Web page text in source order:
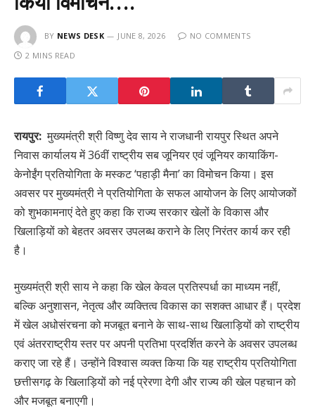
BY NEWS DESK JUNE 8, 2026
NO COMMENTS
2 MINS READ
रायपुर:मुख्यमंत्री श्री विष्णु देव साय ने राजधानी रायपुर स्थित अपने
निवास कार्यालय में 36वीं राष्ट्रीय सब जूनियर एवं जूनियर कायाकिंग-
केनोईंग प्रतियोगिता के मस्कट ‘पहाड़ी मैना’ का विमोचन किया। इस
अवसर पर मुख्यमंत्री ने प्रतियोगिता के सफल आयोजन के लिए आयोजकों
को शुभकामनाएं देते हुए कहा कि राज्य सरकार खेलों के विकास और
खिलाड़ियों को बेहतर अवसर उपलब्ध कराने के लिए निरंतर कार्य कर रही
है।
मुख्यमंत्री श्री साय ने कहा कि खेल केवल प्रतिस्पर्धा का माध्यम नहीं,
बल्कि अनुशासन, नेतृत्व और व्यक्तित्व विकास का सशक्त आधार हैं। प्रदेश
में खेल अधोसंरचना को मजबूत बनाने के साथ-साथ खिलाड़ियों को राष्ट्रीय
एवं अंतरराष्ट्रीय स्तर पर अपनी प्रतिभा प्रदर्शित करने के अवसर उपलब्ध
कराए जा रहे हैं। उन्होंने विश्वास व्यक्त किया कि यह राष्ट्रीय प्रतियोगिता
छत्तीसगढ़ के खिलाड़ियों को नई प्रेरणा देगी और राज्य की खेल पहचान को
और मजबूत बनाएगी।